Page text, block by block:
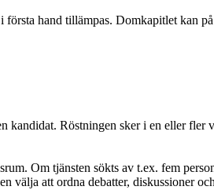
hand tillämpas. Domkapitlet kan
kandidat. Röstningen sker i en eller
Om tjänsten sökts av t.ex. fem
välja att ordna debatter, diskussioner